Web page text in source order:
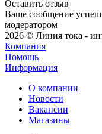
Оставить отзыв
Ваше сообщение
модератором
2026 © Линия тока -
Компания
Помощь
Информация
О компании
Новости
Вакансии
Магазины